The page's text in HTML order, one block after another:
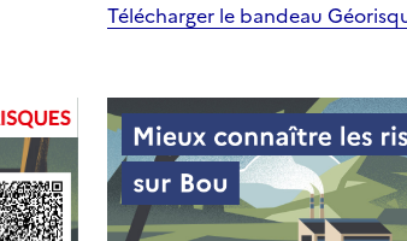
Télécharger le bandeau